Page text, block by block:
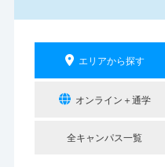
エリアから探す
オンライン＋通学
全キャンパス一覧